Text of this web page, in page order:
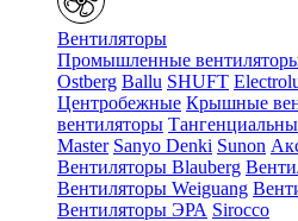
Вентиляторы
Промышленные
Ostberg Ballu SHUFT
Центробежные Крышные
вентиляторы
Master Sanyo Denki Sunon
Вентиляторы Blauberg
Вентиляторы Weiguang
Вентиляторы ЭРА Sirocco